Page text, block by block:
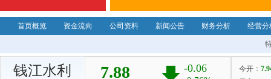
首页概览 资金流向 公司资料 新闻公告 财务分析 经营分
钱江水利